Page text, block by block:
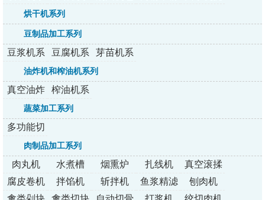
列
列
烘干机系列
豆制品加工系列
豆浆机系
列
豆腐机系
列
芽苗机系
油炸机和榨油机系列
真空油炸
机
榨油机系
列
蔬菜加工系列
多功能切
菜机
肉制品加工系列
肉丸机 水煮槽 烟熏炉 扎线机
真空滚揉
机
腐皮卷机 拌馅机 斩拌机
鱼浆精滤
刨肉机